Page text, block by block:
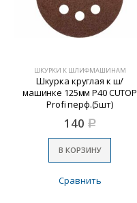
ШКУРКИ К ШЛИФМАШИНАМ
Шкурка круглая к ш/
машинке 125мм Р40 CUTOP
Profi перф.(5шт)
140 Р
В КОРЗИНУ
Сравнить